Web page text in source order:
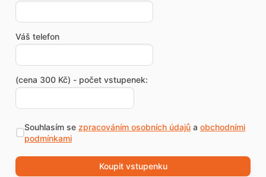
Váš telefon
(cena 300 Kč) - počet vstupenek:
Souhlasím se zpracováním osobních údajůa obchodními
podmínkami
Koupit vstupenku